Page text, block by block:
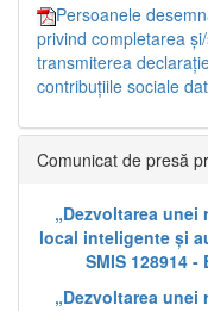
Persoanele
privind completarea
transmiterea
contribuțiile sociale
Comunicat de presă
„Dezvoltarea
local inteligente și
SMIS 128914 -
„Dezvoltarea